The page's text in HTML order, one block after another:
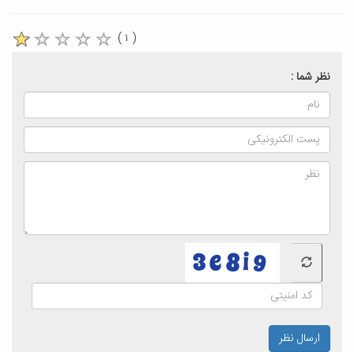
( ۱ )
نظر شما :
ارسال نظر